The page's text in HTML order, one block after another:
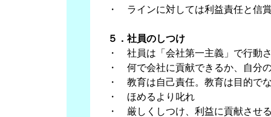
・ ラインに対しては利益責任と信
５．社員のしつけ
・ 社員は「会社第一主義」で行動
・ 何で会社に貢献できるか、自分
・ 教育は自己責任。教育は目的で
・ ほめるより叱れ
・ 厳しくしつけ、利益に貢献させ